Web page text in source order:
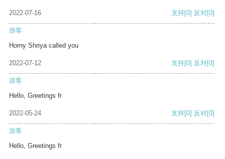
2022-07-16 支持[0] 反对[0]
游客
Horny Shriya called you
2022-07-12 支持[0] 反对[0]
游客
Hello, Greetings fr
2022-05-24 支持[0] 反对[0]
游客
Hello, Greetings fr